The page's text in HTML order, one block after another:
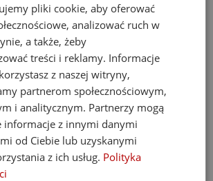
-14%
tablica manipulacyjna PlayTab
138,00 zł
pliki cookie, aby oferować
analizować ruch w
a także, żeby
treści i reklamy. Informacje
z naszej witryny,
partnerom społecznościowym,
i analitycznym. Partnerzy mogą
informacje z innymi danymi
od Ciebie lub uzyskanymi
z ich usług. Polityka